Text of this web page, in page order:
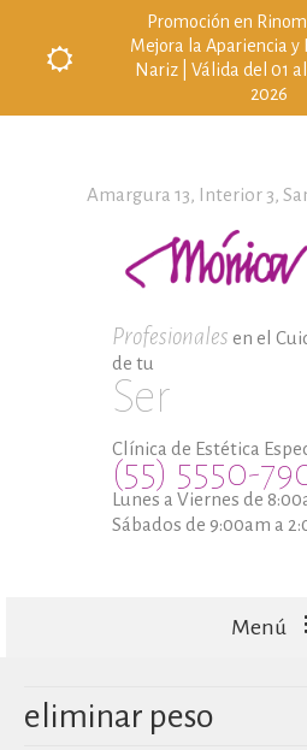
Promoción en
Mejora la Apariencia y
Nariz | Válida del 01
2026
Amargura 13, Interior 3,
Profesionales en el
de tu
Ser
Clínica de Estética
(55) 5550-
Lunes a Viernes de
Sábados de 9:00am a
Menú
eliminar peso